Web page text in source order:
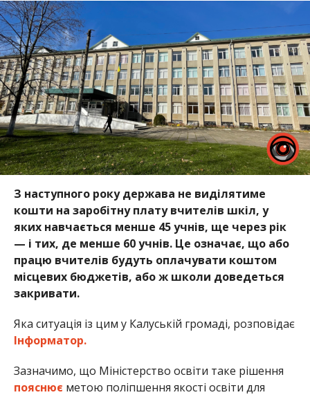
З наступного року держава не виділятиме
кошти на заробітну плату вчителів шкіл, у
яких навчається менше 45 учнів, ще через рік
— і тих, де менше 60 учнів. Це означає, що або
працю вчителів будуть оплачувати коштом
місцевих бюджетів, або ж школи доведеться
закривати.
Яка ситуація із цим у Калуській громаді, розповідає
Інформатор.
Зазначимо, що Міністерство освіти таке рішення
пояснює метою поліпшення якості освіти для